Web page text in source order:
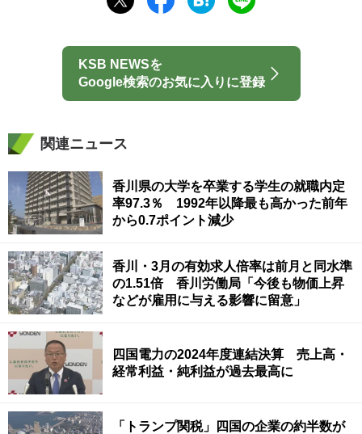
KSB NEWSを
Google検索のお気に入りに登録
関連ニュース
香川県の大学を卒業する学生の就職内定
率97.3％ 1992年以降最も高かった前年
から0.7ポイント減少
香川・3月の有効求人倍率は前月と同水準
の1.51倍 香川労働局「今後も物価上昇
などが雇用に与える影響に留意」
四国電力の2024年度連結決算 売上高・
経常利益・純利益が過去最高に
「トランプ関税」四国の企業の約半数が